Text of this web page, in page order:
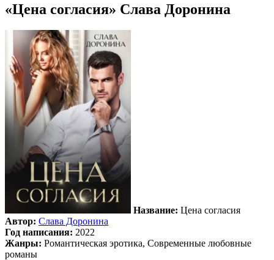
«Цена согласия» Слава Доронина
Название: Цена согласия
Автор: Слава Доронина
Год написания: 2022
Жанры: Романтическая эротика, Современные любовные
романы